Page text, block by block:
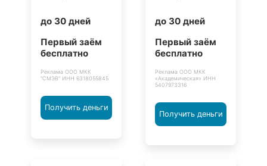
до 30 дней
Первый заём
бесплатно
Реклама ООО МКК
"СМЭВ" ИНН 6318055845
Получить деньги
до 30 дней
Первый заём
бесплатно
Реклама ООО МКК
«Академическая» ИНН
5407973316
Получить деньги